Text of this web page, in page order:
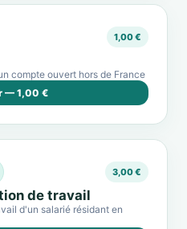
1,00 €
compte ouvert hors de France
— 1,00 €
3,00 €
de travail
d'un salarié résidant en